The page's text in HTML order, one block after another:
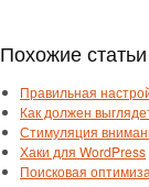
Похожие статьи
Правильная
Как должен
Стимуляция
Хаки для WordPress
Поисковая